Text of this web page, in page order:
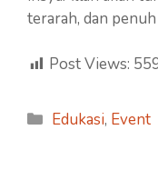
terarah, dan
Post Views:
Categories
Edukasi, Event